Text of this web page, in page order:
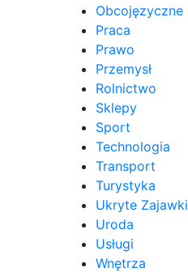
Obcojęzyczne
Praca
Prawo
Przemysł
Rolnictwo
Sklepy
Sport
Technologia
Transport
Turystyka
Ukryte Zajawki
Uroda
Usługi
Wnętrza